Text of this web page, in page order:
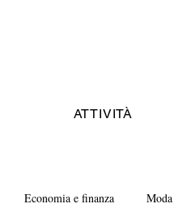
ATTIVITÀ
Economia e finanza Moda